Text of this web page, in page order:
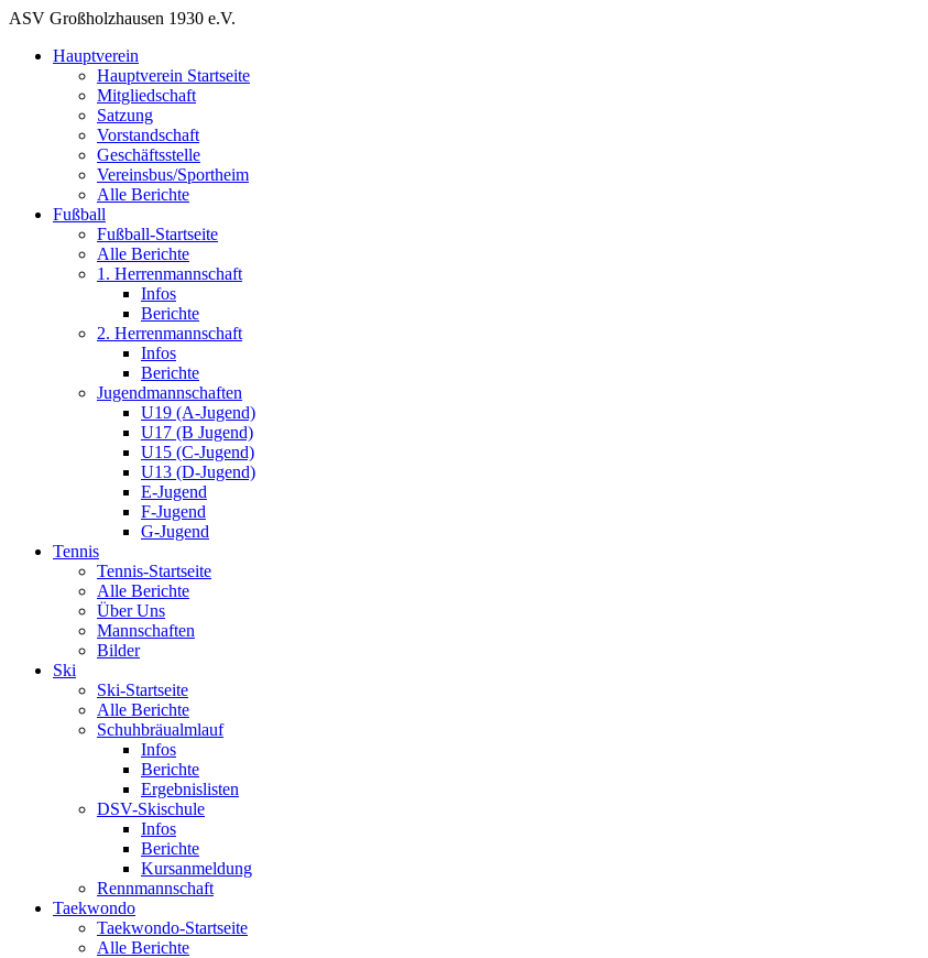
ASV Großholzhausen 1930 e.V.
Hauptverein
Hauptverein Startseite
Mitgliedschaft
Satzung
Vorstandschaft
Geschäftsstelle
Vereinsbus/Sportheim
Alle Berichte
Fußball
Fußball-Startseite
Alle Berichte
1. Herrenmannschaft
Infos
Berichte
2. Herrenmannschaft
Infos
Berichte
Jugendmannschaften
U19 (A-Jugend)
U17 (B Jugend)
U15 (C-Jugend)
U13 (D-Jugend)
E-Jugend
F-Jugend
G-Jugend
Tennis
Tennis-Startseite
Alle Berichte
Über Uns
Mannschaften
Bilder
Ski
Ski-Startseite
Alle Berichte
Schuhbräualmlauf
Infos
Berichte
Ergebnislisten
DSV-Skischule
Infos
Berichte
Kursanmeldung
Rennmannschaft
Taekwondo
Taekwondo-Startseite
Alle Berichte